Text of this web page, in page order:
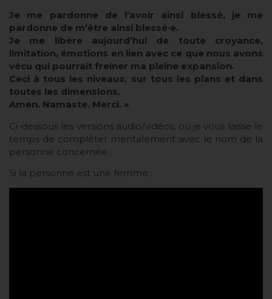
Je me pardonne de l’avoir ainsi blessé, je me
pardonne de m’être ainsi blessé·e.
Je me libère aujourd’hui de toute croyance,
limitation, émotions en lien avec ce que nous avons
vécu qui pourrait freiner ma pleine expansion.
Ceci à tous les niveaux, sur tous les plans et dans
toutes les dimensions.
Amen. Namaste. Merci. »
Ci-dessous les versions audio/vidéos, où je vous laisse le
temps de compléter mentalement avec le nom de la
personne concernée :
Si la personne est une femme :